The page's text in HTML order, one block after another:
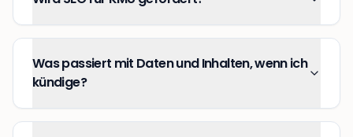
Was passiert mit Daten und Inhalten, wenn ich
kündige?